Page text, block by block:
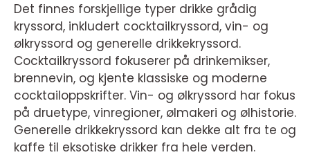
Det finnes forskjellige typer drikke grådig
kryssord, inkludert cocktailkryssord, vin- og
ølkryssord og generelle drikkekryssord.
Cocktailkryssord fokuserer på drinkemikser,
brennevin, og kjente klassiske og moderne
cocktailoppskrifter. Vin- og ølkryssord har fokus
på druetype, vinregioner, ølmakeri og ølhistorie.
Generelle drikkekryssord kan dekke alt fra te og
kaffe til eksotiske drikker fra hele verden.